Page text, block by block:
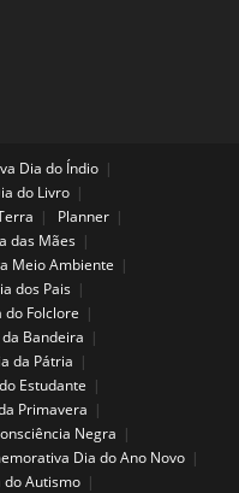
Dia do Índio
do Livro
Planner
das Mães
Meio Ambiente
dos Pais
Folclore
Bandeira
da Pátria
Estudante
Primavera
Negra
Dia do Ano Novo
do Autismo